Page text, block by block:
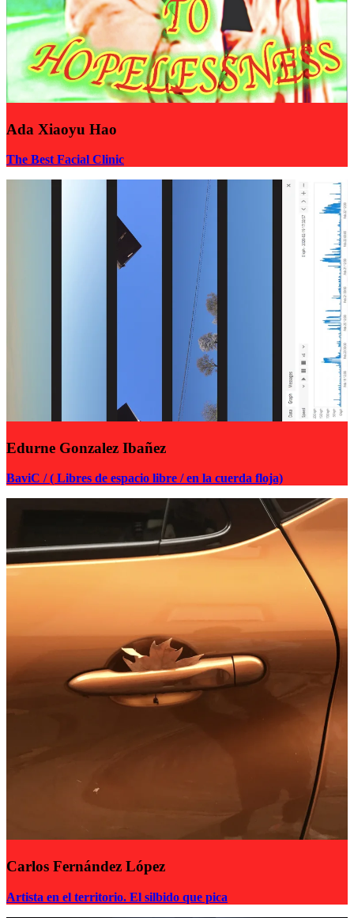
Ada Xiaoyu Hao
The Best Facial Clinic
Edurne Gonzalez Ibañez
BaviC / ( Libres de espacio libre / en la cuerda floja)
Carlos Fernández López
Artista en el territorio. El silbido que pica